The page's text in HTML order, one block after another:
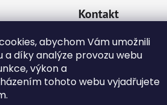
abychom Vám umožnili
díky analýze provozu webu
výkon a
tohoto webu vyjadřujete
Kontakt
emipetcz